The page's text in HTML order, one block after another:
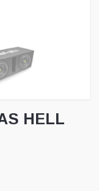
HELL